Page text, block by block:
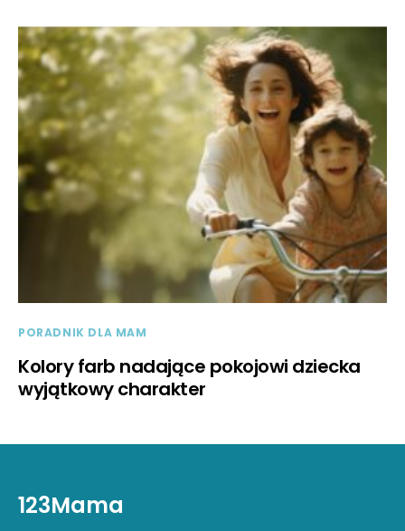
PORADNIK DLA MAM
Kolory farb nadające pokojowi dziecka
wyjątkowy charakter
123Mama